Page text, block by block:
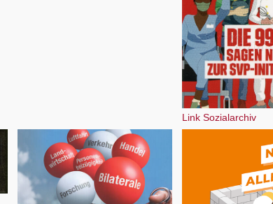
Link Sozialarchiv